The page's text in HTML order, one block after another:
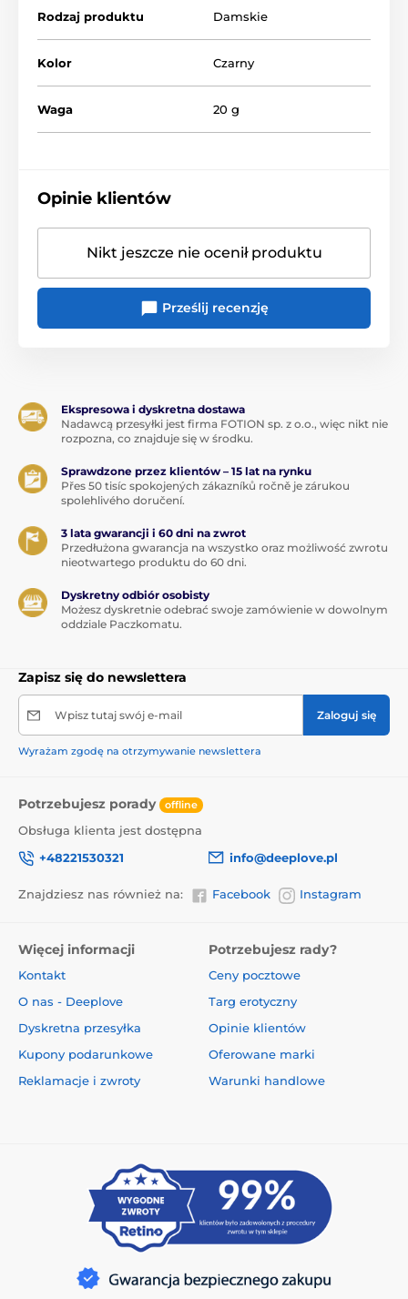
Rodzaj produktu Damskie
Kolor Czarny
Waga 20 g
Opinie klientów
Nikt jeszcze nie ocenił produktu
Prześlij recenzję
Ekspresowa i dyskretna dostawa
Nadawcą przesyłki jest firma FOTION sp. z o.o., więc nikt nie
rozpozna, co znajduje się w środku.
Sprawdzone przez klientów – 15 lat na rynku
Přes 50 tisíc spokojených zákazníků ročně je zárukou
spolehlivého doručení.
3 lata gwarancji i 60 dni na zwrot
Przedłużona gwarancja na wszystko oraz możliwość zwrotu
nieotwartego produktu do 60 dni.
Dyskretny odbiór osobisty
Możesz dyskretnie odebrać swoje zamówienie w dowolnym
oddziale Paczkomatu.
Zapisz się do newslettera
Wpisz tutaj swój e-mail Zaloguj się
Wyrażam zgodę na otrzymywanie newslettera
Potrzebujesz porady offline
Obsługa klienta jest dostępna
+48221530321
info@deeplove.pl
Znajdziesz nas również na: Facebook Instagram
Więcej informacji
Kontakt
O nas - Deeplove
Dyskretna przesyłka
Kupony podarunkowe
Reklamacje i zwroty
Potrzebujesz rady?
Ceny pocztowe
Targ erotyczny
Opinie klientów
Oferowane marki
Warunki handlowe